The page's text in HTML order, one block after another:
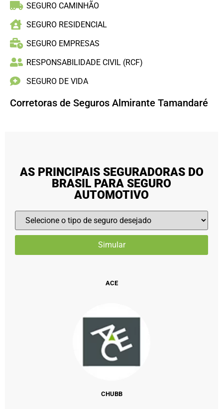
SEGURO CAMINHÃO
SEGURO RESIDENCIAL
SEGURO EMPRESAS
RESPONSABILIDADE CIVIL (RCF)
SEGURO DE VIDA
Corretoras de Seguros Almirante Tamandaré
AS PRINCIPAIS SEGURADORAS DO
BRASIL PARA SEGURO
AUTOMOTIVO
ACE
CHUBB